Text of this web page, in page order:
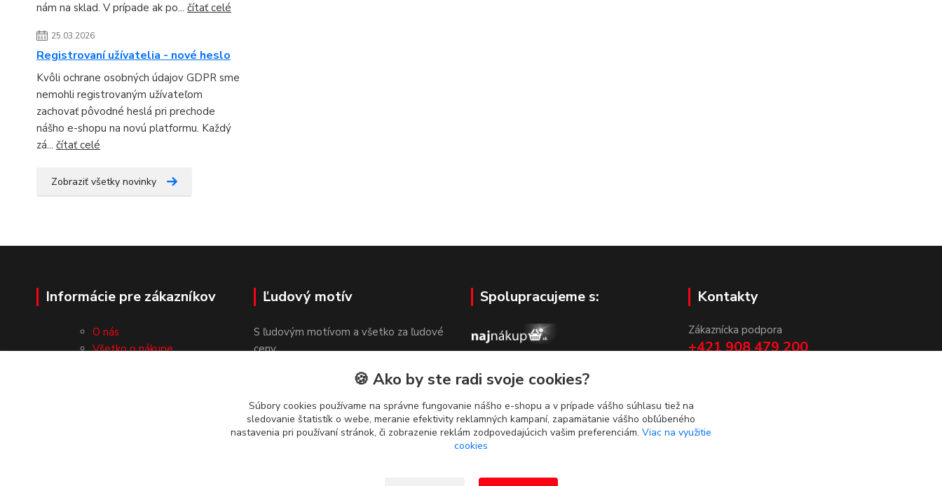
nám na sklad. V prípade ak po... čítať celé
25.03.2026
Registrovaní užívatelia - nové heslo
Kvôli ochrane osobných údajov GDPR sme
nemohli registrovaným užívateľom
zachovať pôvodné heslá pri prechode
nášho e-shopu na novú platformu. Každý
zá... čítať celé
Zobraziť všetky novinky
Informácie pre zákazníkov
O nás
Všetko o nákupe
Ľudový motív
S ľudovým motívom a všetko za ľudové
ceny.
Spolupracujeme s: Kontakty
Zákaznícka podpora
+421 908 479 200
🍪 Ako by ste radi svoje cookies?
Súbory cookies používame na správne fungovanie nášho e-shopu a v prípade vášho súhlasu tiež na
sledovanie štatistík o webe, meranie efektivity reklamných kampaní, zapamätanie vášho obľúbeného
nastavenia pri používaní stránok, či zobrazenie reklám zodpovedajúcich vašim preferenciám. Viac na využitie
cookies